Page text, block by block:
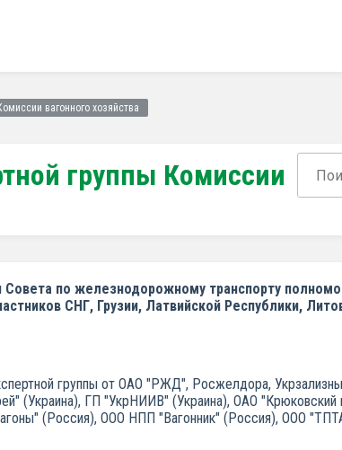
вагонного хозяйства
группы Комиссии
по железнодорожному транспорту
СНГ, Грузии, Латвийской Республики,
группы от ОАО "РЖД", Росжелдора,
ГП "УкрНИИВ" (Украина), ОАО "Крюковский
(Россия), ООО НПП "Вагонник" (Россия), ООО